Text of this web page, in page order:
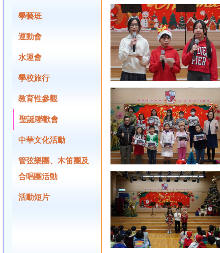
學藝班
運動會
水運會
學校旅行
教育性參觀
聖誕聯歡會
中華文化活動
管弦樂團、木笛團及
合唱團活動
活動短片